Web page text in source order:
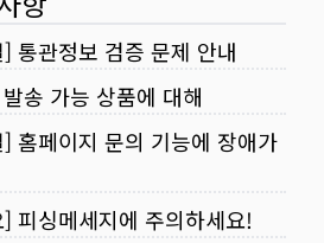
통관정보 검증 문제 안내
송 가능 상품에 대해
홈페이지 문의 기능에 장애가
피싱메세지에 주의하세요!